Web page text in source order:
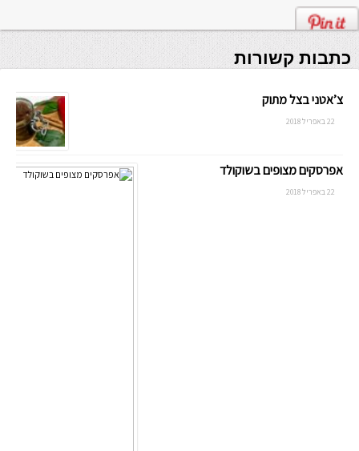
כתבות קשורות
צ’אטני בצל מתוק
22 באפריל 2018
אפרסקים מצופים בשוקולד
22 באפריל 2018